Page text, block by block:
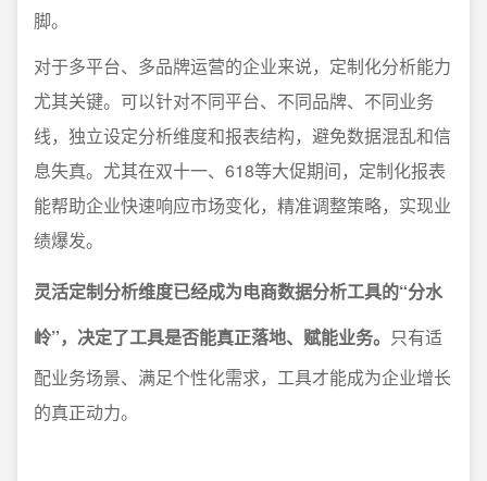
脚。
对于多平台、多品牌运营的企业来说，定制化分析能力
尤其关键。可以针对不同平台、不同品牌、不同业务
线，独立设定分析维度和报表结构，避免数据混乱和信
息失真。尤其在双十一、618等大促期间，定制化报表
能帮助企业快速响应市场变化，精准调整策略，实现业
绩爆发。
灵活定制分析维度已经成为电商数据分析工具的“分水
岭”，决定了工具是否能真正落地、赋能业务。 只有适
配业务场景、满足个性化需求，工具才能成为企业增长
的真正动力。